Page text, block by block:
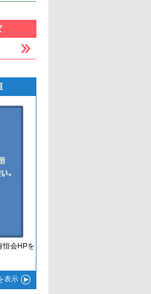
恒会HPを
表示